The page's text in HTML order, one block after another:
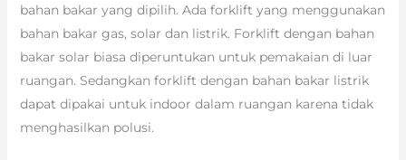
bahan bakar yang dipilih. Ada forklift yang menggunakan
bahan bakar gas, solar dan listrik. Forklift dengan bahan
bakar solar biasa diperuntukan untuk pemakaian di luar
ruangan. Sedangkan forklift dengan bahan bakar listrik
dapat dipakai untuk indoor dalam ruangan karena tidak
menghasilkan polusi.